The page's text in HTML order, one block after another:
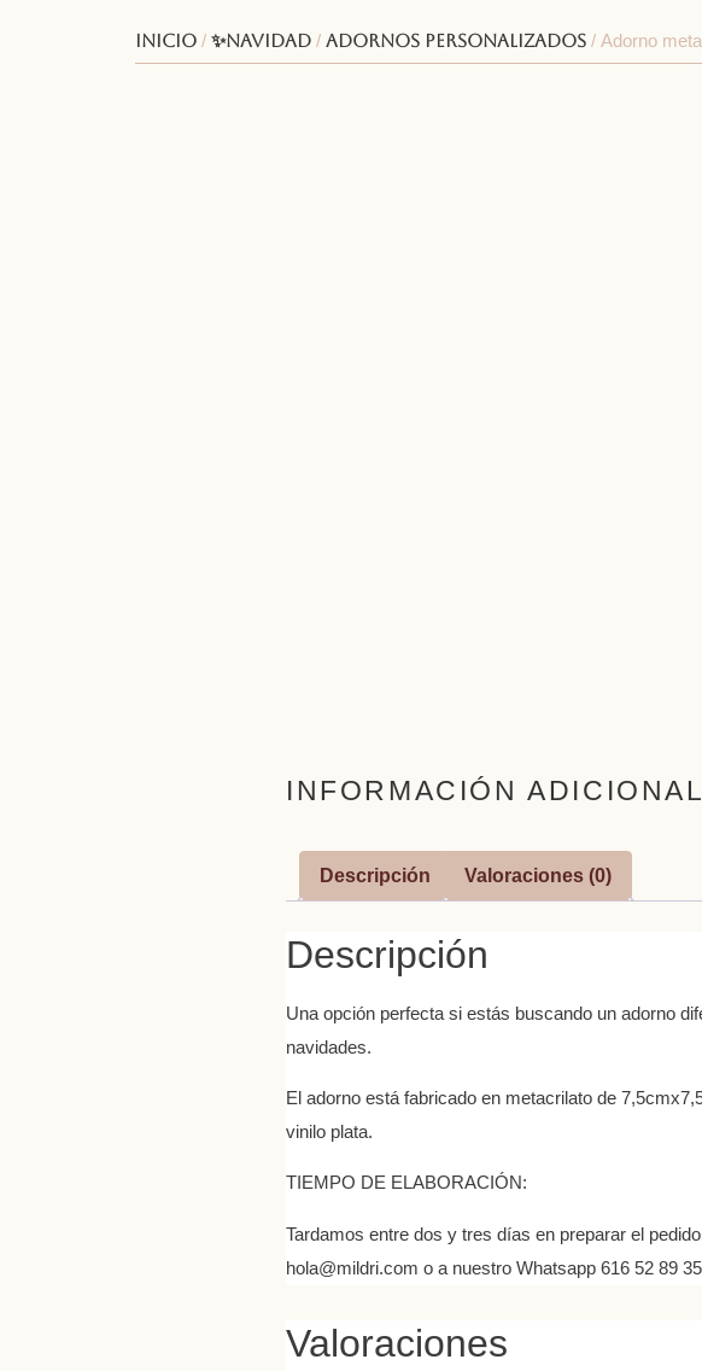
Inicio / ✨Navidad / Adornos personalizados / Adorno
INFORMACIÓN ADICIONAL
Descripción Valoraciones (0)
Descripción
Una opción perfecta si estás buscando un adorno
navidades.
El adorno está fabricado en metacrilato de
vinilo plata.
TIEMPO DE ELABORACIÓN:
Tardamos entre dos y tres días en preparar el
hola@mildri.com o a nuestro Whatsapp 616 52 89
Valoraciones